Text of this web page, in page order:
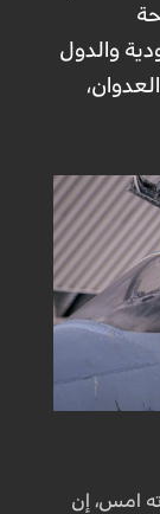
والدول
امس، إن